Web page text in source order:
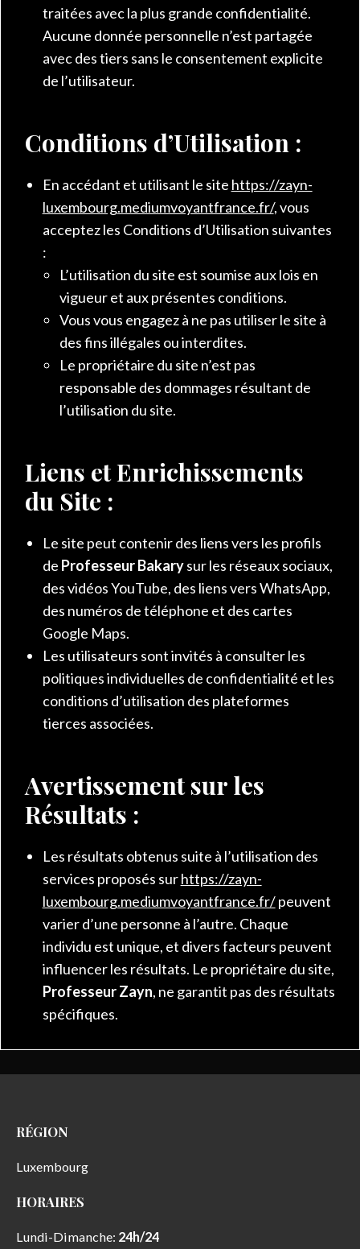
traitées avec la plus grande confidentialité.
Aucune donnée personnelle n’est partagée
avec des tiers sans le consentement explicite
de l’utilisateur.
Conditions d’Utilisation :
En accédant et utilisant le site https://zayn-
luxembourg.mediumvoyantfrance.fr/, vous
acceptez les Conditions d’Utilisation suivantes
:
L’utilisation du site est soumise aux lois en
vigueur et aux présentes conditions.
Vous vous engagez à ne pas utiliser le site à
des fins illégales ou interdites.
Le propriétaire du site n’est pas
responsable des dommages résultant de
l’utilisation du site.
Liens et Enrichissements
du Site :
Le site peut contenir des liens vers les profils
de Professeur Bakarysur les réseaux sociaux,
des vidéos YouTube, des liens vers WhatsApp,
des numéros de téléphone et des cartes
Google Maps.
Les utilisateurs sont invités à consulter les
politiques individuelles de confidentialité et les
conditions d’utilisation des plateformes
tierces associées.
Avertissement sur les
Résultats :
Les résultats obtenus suite à l’utilisation des
services proposés surhttps://zayn-
luxembourg.mediumvoyantfrance.fr/peuvent
varier d’une personne à l’autre. Chaque
individu est unique, et divers facteurs peuvent
influencer les résultats. Le propriétaire du site,
ProfesseurZayn, ne garantit pas des résultats
spécifiques.
RÉGION
Luxembourg
HORAIRES
Lundi-Dimanche: 24h/24